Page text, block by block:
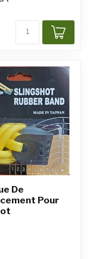
De
Pour